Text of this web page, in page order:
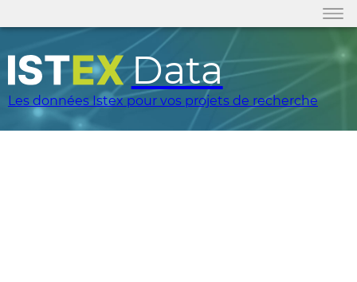
Data
Les données Istex pour vos projets de recherche